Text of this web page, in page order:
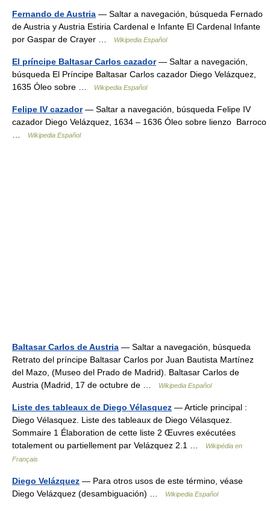
Fernando de Austria — Saltar a navegación, búsqueda Fernado
de Austria y Austria Estiria Cardenal e Infante El Cardenal Infante
por Gaspar de Crayer …
Wikipedia Español
El príncipe Baltasar Carlos cazador— Saltar a navegación,
búsqueda El Príncipe Baltasar Carlos cazador Diego Velázquez,
1635 Óleo sobre …
Wikipedia Español
Felipe IV cazador— Saltar a navegación, búsqueda Felipe IV
cazador Diego Velázquez, 1634 – 1636 Óleo sobre lienzo Barroco
Wikipedia Español
Baltasar Carlos de Austria — Saltar a navegación, búsqueda
Retrato del príncipe Baltasar Carlos por Juan Bautista Martínez
del Mazo, (Museo del Prado de Madrid). Baltasar Carlos de
Austria (Madrid, 17 de octubre de …
Wikipedia Español
Liste des tableaux de Diego Vélasquez — Article principal :
Diego Vélasquez. Liste des tableaux de Diego Vélasquez.
Sommaire 1 Élaboration de cette liste 2 Œuvres exécutées
totalement ou partiellement par Velázquez 2.1 …
Wikipédia en
Français
Diego Velázquez — Para otros usos de este término, véase
Diego Velázquez (desambiguación) …
Wikipedia Español